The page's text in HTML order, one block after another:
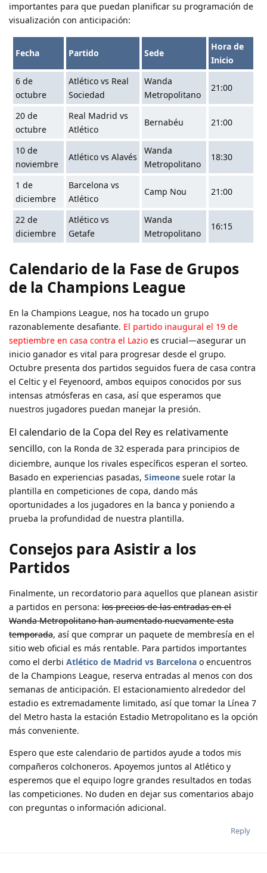
importantes para que puedan planificar su programación de
visualización con anticipación:
Fecha Partido Sede
Hora de
Inicio
6 de
octubre
Atlético vs Real
Sociedad
Wanda
Metropolitano
21:00
20 de
octubre
Real Madrid vs
Atlético
Bernabéu 21:00
10 de
noviembre
Atlético vs Alavés
Wanda
Metropolitano
18:30
1 de
diciembre
Barcelona vs
Atlético
Camp Nou 21:00
22 de
diciembre
Atlético vs
Getafe
Wanda
Metropolitano
16:15
Calendario de la Fase de Grupos
de la Champions League
En la Champions League, nos ha tocado un grupo
razonablemente desafiante. El partido inaugural el 19 de
septiembre en casa contra el Lazio es crucial—asegurar un
inicio ganador es vital para progresar desde el grupo.
Octubre presenta dos partidos seguidos fuera de casa contra
el Celtic y el Feyenoord, ambos equipos conocidos por sus
intensas atmósferas en casa, así que esperamos que
nuestros jugadores puedan manejar la presión.
El calendario de la Copa del Rey es relativamente
sencillo, con la Ronda de 32 esperada para principios de
diciembre, aunque los rivales específicos esperan el sorteo.
Basado en experiencias pasadas, Simeone suele rotar la
plantilla en competiciones de copa, dando más
oportunidades a los jugadores en la banca y poniendo a
prueba la profundidad de nuestra plantilla.
Consejos para Asistir a los
Partidos
Finalmente, un recordatorio para aquellos que planean asistir
a partidos en persona: los precios de las entradas en el
Wanda Metropolitano han aumentado nuevamente esta
temporada, así que comprar un paquete de membresía en el
sitio web oficial es más rentable. Para partidos importantes
como el derbi Atlético de Madrid vs Barcelona o encuentros
de la Champions League, reserva entradas al menos con dos
semanas de anticipación. El estacionamiento alrededor del
estadio es extremadamente limitado, así que tomar la Línea 7
del Metro hasta la estación Estadio Metropolitano es la opción
más conveniente.
Espero que este calendario de partidos ayude a todos mis
compañeros colchoneros. Apoyemos juntos al Atlético y
esperemos que el equipo logre grandes resultados en todas
las competiciones. No duden en dejar sus comentarios abajo
con preguntas o información adicional.
Reply